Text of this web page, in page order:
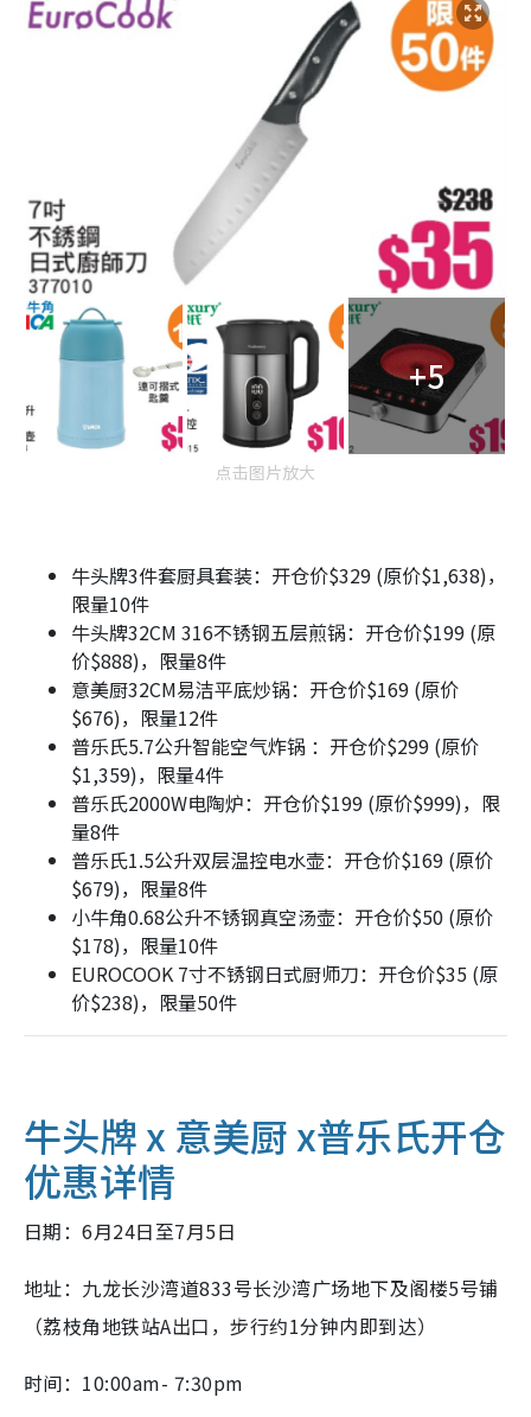
+5
点击图片放大
牛头牌3件套厨具套装：开仓价$329 (原价$1,638)，
限量10件
牛头牌32CM 316不锈钢五层煎锅：开仓价$199 (原
价$888)，限量8件
意美厨32CM易洁平底炒锅：开仓价$169 (原价
$676)，限量12件
普乐氏5.7公升智能空气炸锅 ：开仓价$299 (原价
$1,359)，限量4件
普乐氏2000W电陶炉：开仓价$199 (原价$999)，限
量8件
普乐氏1.5公升双层温控电水壶：开仓价$169 (原价
$679)，限量8件
小牛角0.68公升不锈钢真空汤壶：开仓价$50 (原价
$178)，限量10件
EUROCOOK 7寸不锈钢日式厨师刀：开仓价$35 (原
价$238)，限量50件
牛头牌 x 意美厨 x普乐氏开仓
优惠详情
日期：6月24日至7月5日
地址：九龙长沙湾道833号长沙湾广场地下及阁楼5号铺
（荔枝角地铁站A出口，步行约1分钟内即到达）
时间： 10:00am- 7:30pm